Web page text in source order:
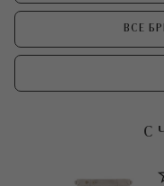
ВСЕ
С